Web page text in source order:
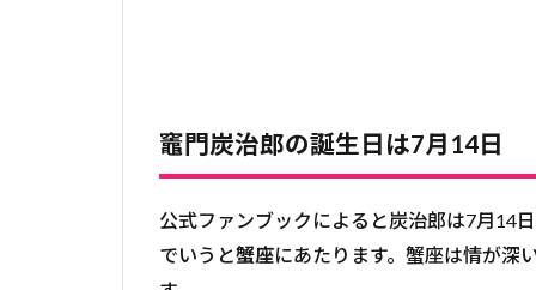
竈門炭治郎の誕生日は7月14日
公式ファンブックによると炭治郎は7月14
でいうと蟹座にあたります。蟹座は情が深